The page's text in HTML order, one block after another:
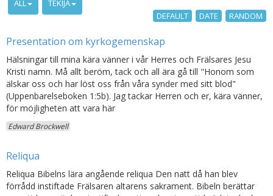
ALL
TEKIJÄ
DEFAULT
DATE RANDOM
Presentation om kyrkogemenskap
Hälsningar till mina kära vänner i vår Herres och Frälsares Jesu
Kristi namn. Må allt beröm, tack och all ära gå till "Honom som
älskar oss och har löst oss från våra synder med sitt blod"
(Uppenbarelseboken 1:5b). Jag tackar Herren och er, kära vänner,
för möjligheten att vara här
Edward Brockwell
Reliqua
Reliqua Bibelns lära angående reliqua Den natt då han blev
förrådd instiftade Frälsaren altarens sakrament. Bibeln berättar